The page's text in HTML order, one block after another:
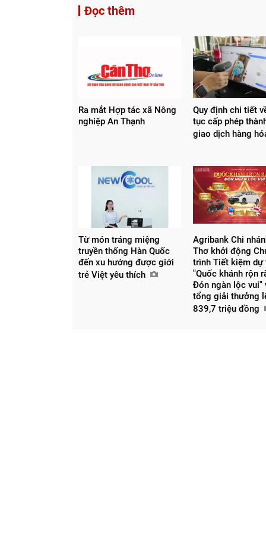
Đọc thêm
Ra mắt Hợp tác xã Nông
nghiệp An Thạnh
Quy định chi tiết
tục cấp phép
giao dịch hàng
Từ món tráng miệng
truyền thống Hàn Quốc
đến xu hướng được giới
trẻ Việt yêu thích
Agribank Chi
Thơ khởi động
trình Tiết kiệm dự
"Quốc khánh rộn
Đón ngàn lộc vui"
tổng giải thưởng
839,7 triệu đồng